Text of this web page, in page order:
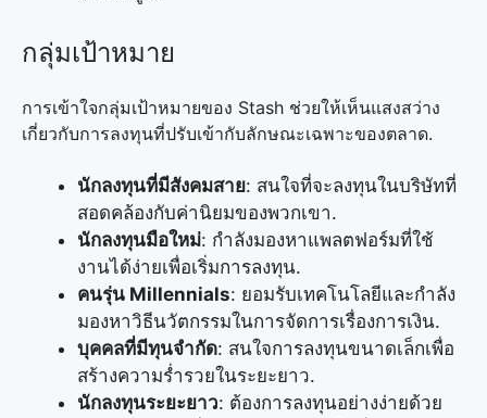
กลุ่มเป้าหมาย
การเข้าใจกลุ่มเป้าหมายของ Stash ช่วยให้เห็นแสงสว่าง
เกี่ยวกับการลงทุนที่ปรับเข้ากับลักษณะเฉพาะของตลาด.
นักลงทุนที่มีสังคมสาย: สนใจที่จะลงทุนในบริษัทที่
สอดคล้องกับค่านิยมของพวกเขา.
นักลงทุนมือใหม่: กำลังมองหาแพลตฟอร์มที่ใช้
งานได้ง่ายเพื่อเริ่มการลงทุน.
คนรุ่น Millennials: ยอมรับเทคโนโลยีและกำลัง
มองหาวิธีนวัตกรรมในการจัดการเรื่องการเงิน.
บุคคลที่มีทุนจำกัด: สนใจการลงทุนขนาดเล็กเพื่อ
สร้างความร่ำรวยในระยะยาว.
นักลงทุนระยะยาว: ต้องการลงทุนอย่างง่ายด้วย